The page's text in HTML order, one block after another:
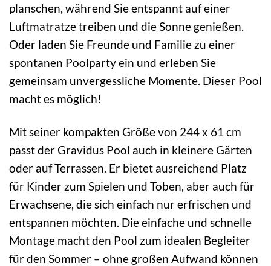
planschen, während Sie entspannt auf einer
Luftmatratze treiben und die Sonne genießen.
Oder laden Sie Freunde und Familie zu einer
spontanen Poolparty ein und erleben Sie
gemeinsam unvergessliche Momente. Dieser Pool
macht es möglich!
Mit seiner kompakten Größe von 244 x 61 cm
passt der Gravidus Pool auch in kleinere Gärten
oder auf Terrassen. Er bietet ausreichend Platz
für Kinder zum Spielen und Toben, aber auch für
Erwachsene, die sich einfach nur erfrischen und
entspannen möchten. Die einfache und schnelle
Montage macht den Pool zum idealen Begleiter
für den Sommer – ohne großen Aufwand können